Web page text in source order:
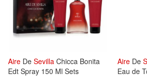
Aire De Sevilla Chicca Bonita
Edt Spray 150 Ml Sets
Aire De
Eau de